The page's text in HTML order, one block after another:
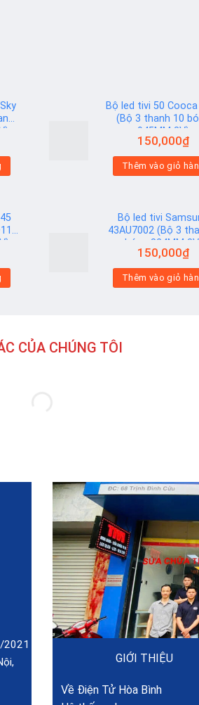
Bộ led tivi 50
(Bộ 3 thanh 10
945MM 3V)
150,000₫
Thêm vào giỏ
Bộ led tivi
43AU7002 (Bộ 3
bóng 824MM
150,000₫
Thêm vào giỏ
CỦA CHÚNG TÔI
2021
GIỚI THIỆU
Về Điện Tử Hòa Bình